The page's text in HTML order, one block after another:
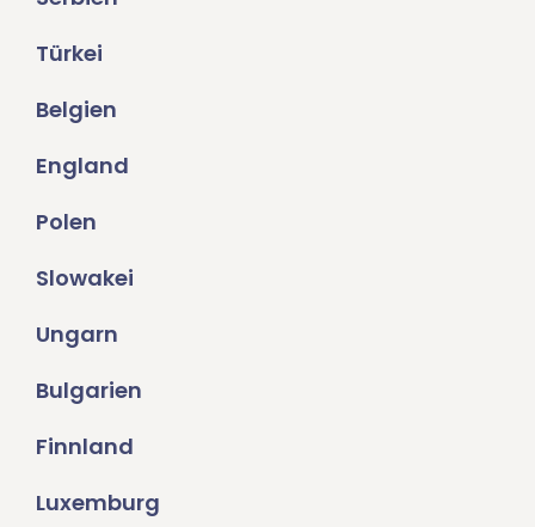
Türkei
Belgien
England
Polen
Slowakei
Ungarn
Bulgarien
Finnland
Luxemburg